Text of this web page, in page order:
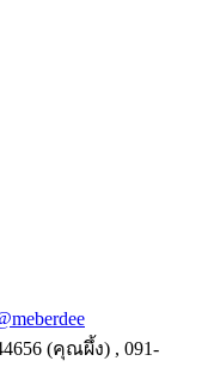
(คุณผึ้ง) , 091-